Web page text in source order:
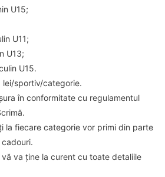
U15;
U11;
U13;
U15.
sportiv/categorie.
în conformitate cu regulamentul
la fiecare categorie vor primi din parte
va ține la curent cu toate detaliile